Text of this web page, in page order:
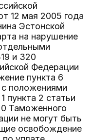
12 мая 2005 года
Эстонской
на нарушение
и 320
Федерации
пункта 6
с положениями
пункта 2 статьи
Таможенного
не могут быть
освобождение